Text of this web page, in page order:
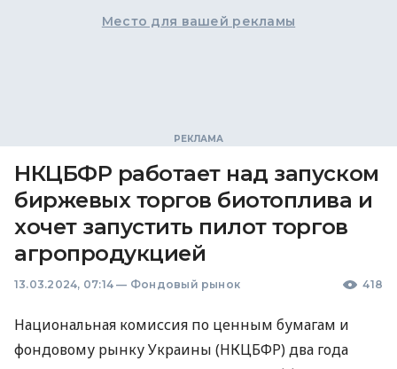
Место для вашей рекламы
НКЦБФР работает над запуском
биржевых торгов биотоплива и
хочет запустить пилот торгов
агропродукцией
13.03.2024, 07:14 — Фондовый рынок 418
Национальная комиссия по ценным бумагам и
фондовому рынку Украины (НКЦБФР) два года